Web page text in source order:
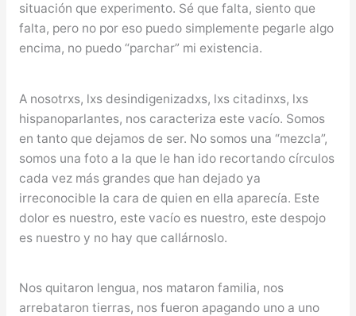
situación que experimento. Sé que falta, siento que
falta, pero no por eso puedo simplemente pegarle algo
encima, no puedo “parchar” mi existencia.
A nosotrxs, lxs desindigenizadxs, lxs citadinxs, lxs
hispanoparlantes, nos caracteriza este vacío. Somos
en tanto que dejamos de ser. No somos una “mezcla”,
somos una foto a la que le han ido recortando círculos
cada vez más grandes que han dejado ya
irreconocible la cara de quien en ella aparecía. Este
dolor es nuestro, este vacío es nuestro, este despojo
es nuestro y no hay que callárnoslo.
Nos quitaron lengua, nos mataron familia, nos
arrebataron tierras, nos fueron apagando uno a uno